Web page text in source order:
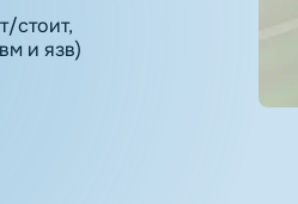
стоит,
и язв)